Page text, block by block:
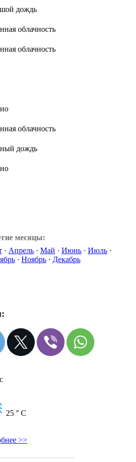
дождь
облачность
облачность
облачность
дождь
месяцы:
· Апрель · Май · Июнь · Июль ·
· Ноябрь · Декабрь
25 ° C
>>